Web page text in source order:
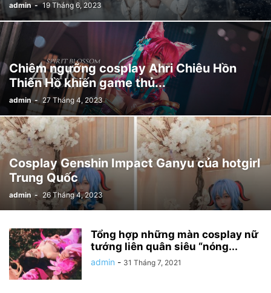
admin - 19 Tháng 6, 2023
Chiêm ngưỡng cosplay Ahri Chiêu Hồn
Thiên Hồ khiến game thủ...
admin - 27 Tháng 4, 2023
Cosplay Genshin Impact Ganyu của hotgirl
Trung Quốc
admin - 26 Tháng 4, 2023
Tổng hợp những màn cosplay nữ
tướng liên quân siêu “nóng...
admin - 31 Tháng 7, 2021